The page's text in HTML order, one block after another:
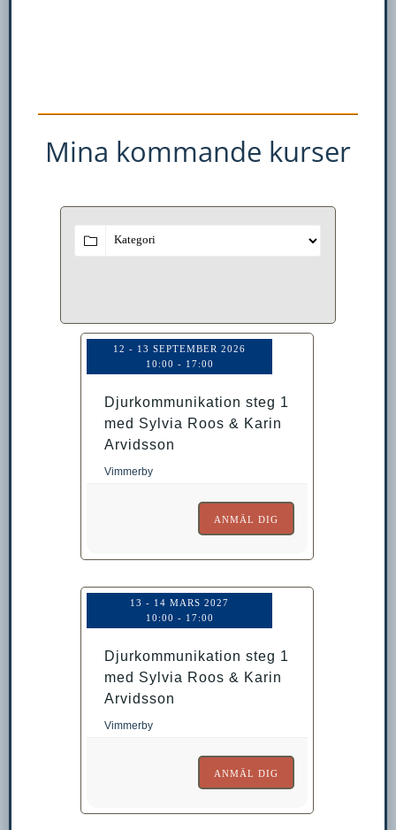
Mina kommande kurser
12 - 13 SEPTEMBER 2026
10:00 - 17:00
Djurkommunikation steg 1
med Sylvia Roos & Karin
Arvidsson
Vimmerby
ANMÄL DIG
13 - 14 MARS 2027
10:00 - 17:00
Djurkommunikation steg 1
med Sylvia Roos & Karin
Arvidsson
Vimmerby
ANMÄL DIG